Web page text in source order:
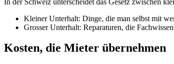
Kleiner Unterhalt: Dinge, die man selbst mit
Grosser Unterhalt: Reparaturen, die
Kosten, die Mieter übernehmen